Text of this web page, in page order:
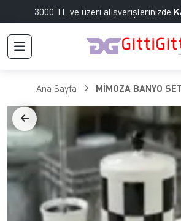
3000 TL ve üzeri alışverişlerinizde
Ana Sayfa MİMOZA BANYO